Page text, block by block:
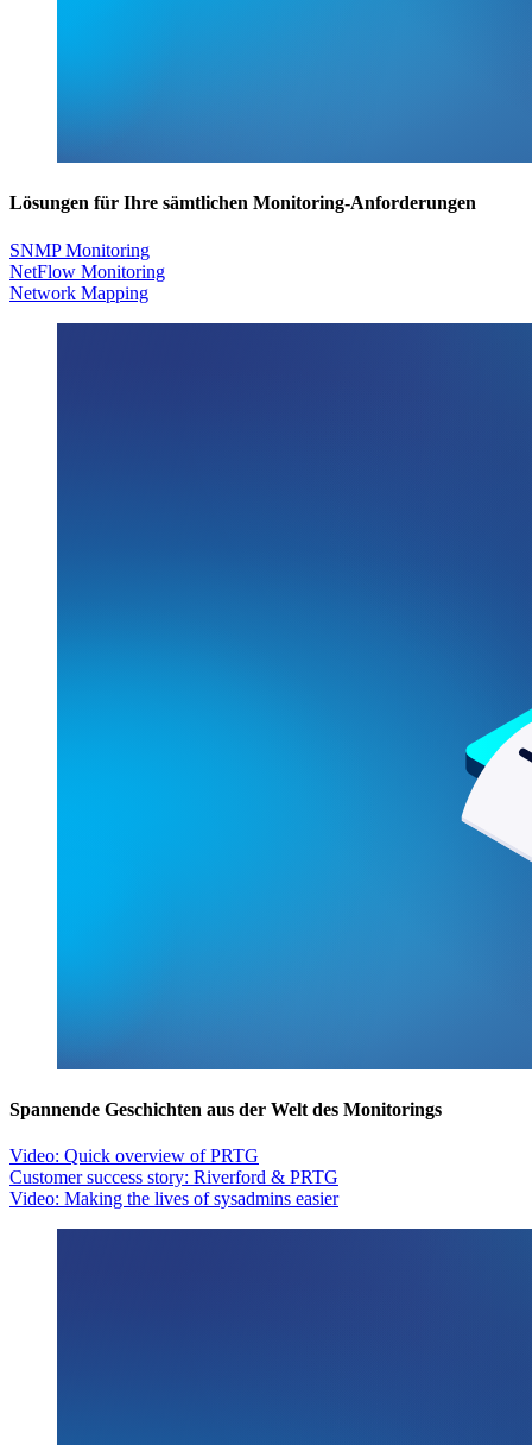
Lösungen für Ihre sämtlichen Monitoring-Anforderungen
SNMP Monitoring
NetFlow Monitoring
Network Mapping
Spannende Geschichten aus der Welt des Monitorings
Video: Quick overview of PRTG
Customer success story: Riverford & PRTG
Video: Making the lives of sysadmins easier